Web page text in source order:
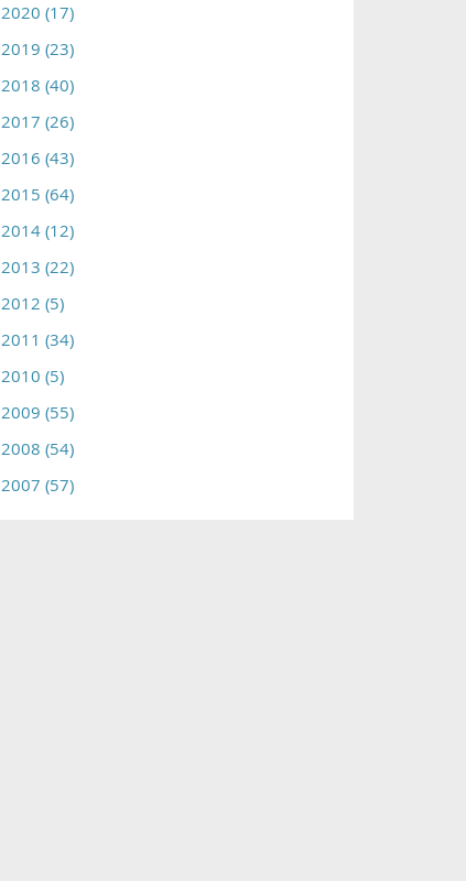
2020 (17)
2019 (23)
2018 (40)
2017 (26)
2016 (43)
2015 (64)
2014 (12)
2013 (22)
2012 (5)
2011 (34)
2010 (5)
2009 (55)
2008 (54)
2007 (57)